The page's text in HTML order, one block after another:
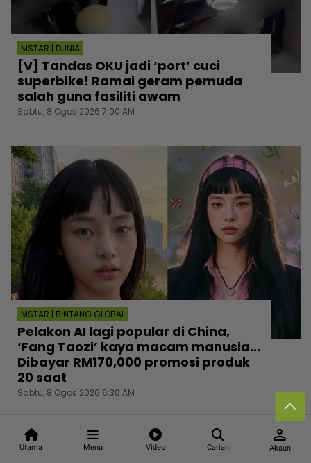
Utama Menu Video Carian
person
Akaun
MSTAR | DUNIA
[V] Tandas OKU jadi ‘port’ cuci
superbike! Ramai geram pemuda
salah guna fasiliti awam
Sabtu, 8 Ogos 2026 7:00 AM
MSTAR | BINTANG GLOBAL
Pelakon AI lagi popular di China,
‘Fang Taozi’ kaya macam manusia...
Dibayar RM170,000 promosi produk
20 saat
Sabtu, 8 Ogos 2026 6:30 AM